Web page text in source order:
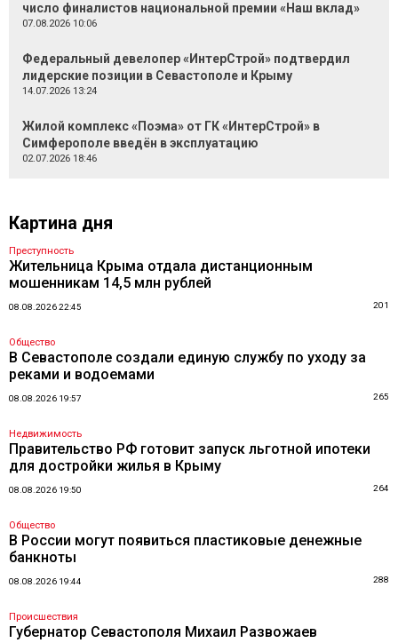
число финалистов национальной премии «Наш вклад»
07.08.2026 10:06
Федеральный девелопер «ИнтерСтрой» подтвердил
лидерские позиции в Севастополе и Крыму
14.07.2026 13:24
Жилой комплекс «Поэма» от ГК «ИнтерСтрой» в
Симферополе введён в эксплуатацию
02.07.2026 18:46
Картина дня
Преступность
Жительница Крыма отдала дистанционным
мошенникам 14,5 млн рублей
08.08.2026 22:45 201
Общество
В Севастополе создали единую службу по уходу за
реками и водоемами
08.08.2026 19:57 265
Недвижимость
Правительство РФ готовит запуск льготной ипотеки
для достройки жилья в Крыму
08.08.2026 19:50 264
Общество
В России могут появиться пластиковые денежные
банкноты
08.08.2026 19:44 288
Происшествия
Губернатор Севастополя Михаил Развожаев